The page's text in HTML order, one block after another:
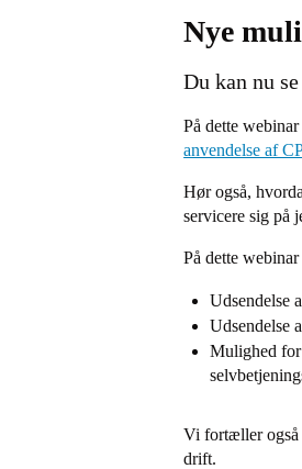
Nye
Du kan nu
På dette
anvendelse af
Hør også,
servicere sig på
På dette
Udsendelse
Udsendelse
Mulighed for
Vi fortæller også
drift.